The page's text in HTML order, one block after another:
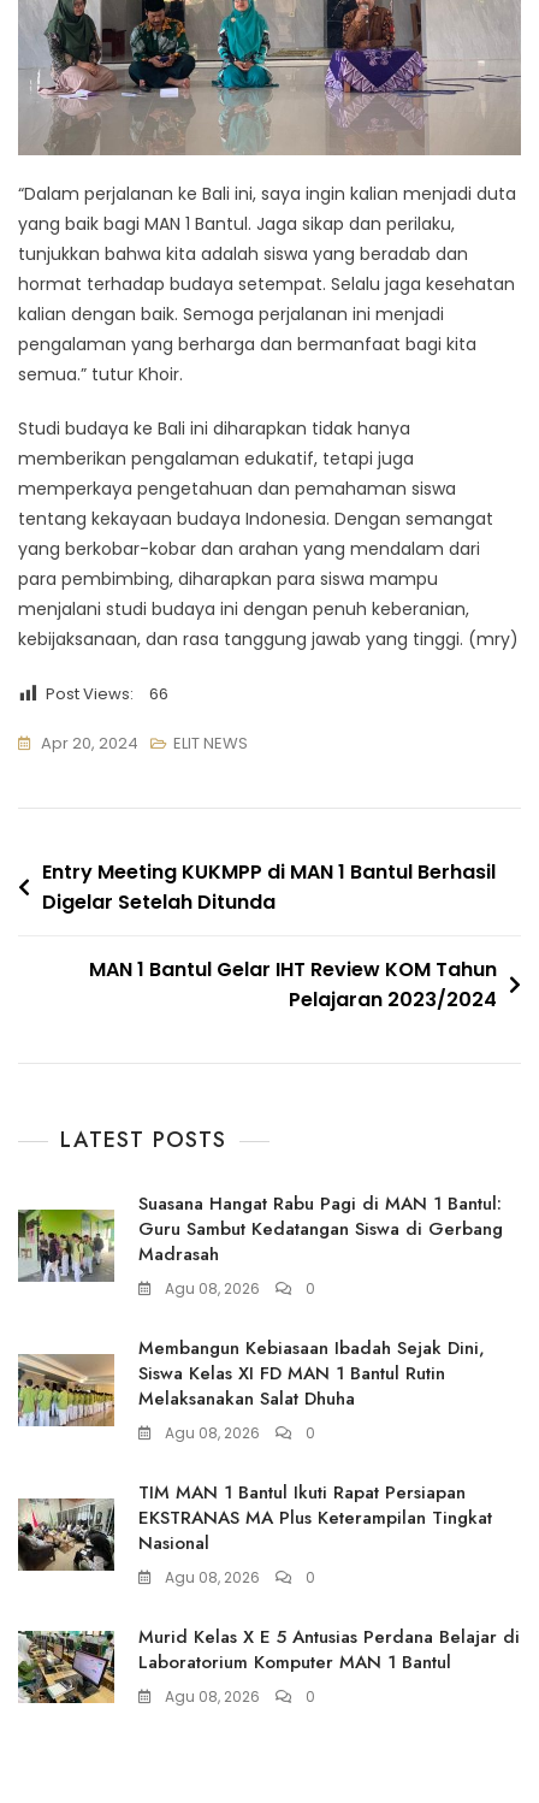
“Dalam perjalanan ke Bali ini, saya ingin kalian menjadi duta
yang baik bagi MAN 1 Bantul. Jaga sikap dan perilaku,
tunjukkan bahwa kita adalah siswa yang beradab dan
hormat terhadap budaya setempat. Selalu jaga kesehatan
kalian dengan baik. Semoga perjalanan ini menjadi
pengalaman yang berharga dan bermanfaat bagi kita
semua.” tutur Khoir.
Studi budaya ke Bali ini diharapkan tidak hanya
memberikan pengalaman edukatif, tetapi juga
memperkaya pengetahuan dan pemahaman siswa
tentang kekayaan budaya Indonesia. Dengan semangat
yang berkobar-kobar dan arahan yang mendalam dari
para pembimbing, diharapkan para siswa mampu
menjalani studi budaya ini dengan penuh keberanian,
kebijaksanaan, dan rasa tanggung jawab yang tinggi. (mry)
Post Views: 66
Apr 20, 2024 ELIT NEWS
Navigasi
pos
Entry Meeting KUKMPP di MAN 1 Bantul Berhasil
Digelar Setelah Ditunda
MAN 1 Bantul Gelar IHT Review KOM Tahun
Pelajaran 2023/2024
LATEST POSTS
Suasana Hangat Rabu Pagi di MAN 1 Bantul:
Guru Sambut Kedatangan Siswa di Gerbang
Madrasah
Agu 08, 2026 0
Membangun Kebiasaan Ibadah Sejak Dini,
Siswa Kelas XI FD MAN 1 Bantul Rutin
Melaksanakan Salat Dhuha
Agu 08, 2026 0
TIM MAN 1 Bantul Ikuti Rapat Persiapan
EKSTRANAS MA Plus Keterampilan Tingkat
Nasional
Agu 08, 2026 0
Murid Kelas X E 5 Antusias Perdana Belajar di
Laboratorium Komputer MAN 1 Bantul
Agu 08, 2026 0